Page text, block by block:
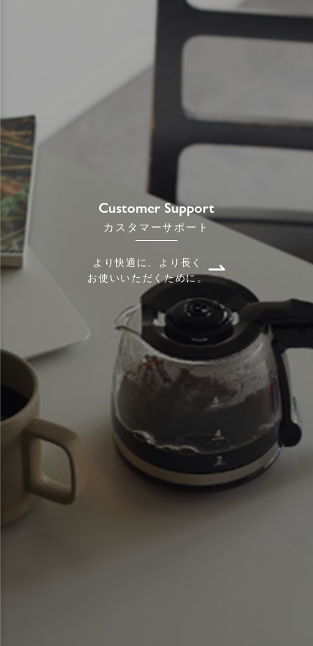
Customer Support
カスタマーサポート
より快適に、より長く
お使いいただくために。